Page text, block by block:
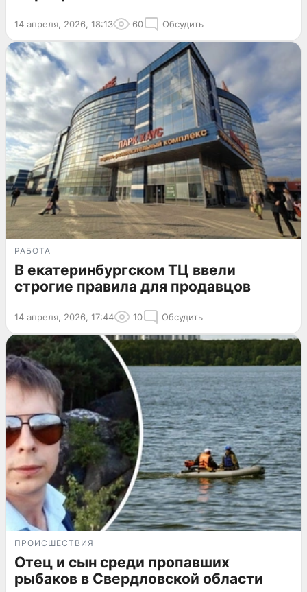
14 апреля, 2026, 18:13 60 Обсудить
РАБОТА
В екатеринбургском ТЦ ввели
строгие правила для продавцов
14 апреля, 2026, 17:44 10 Обсудить
ПРОИСШЕСТВИЯ
Отец и сын среди пропавших
рыбаков в Свердловской области